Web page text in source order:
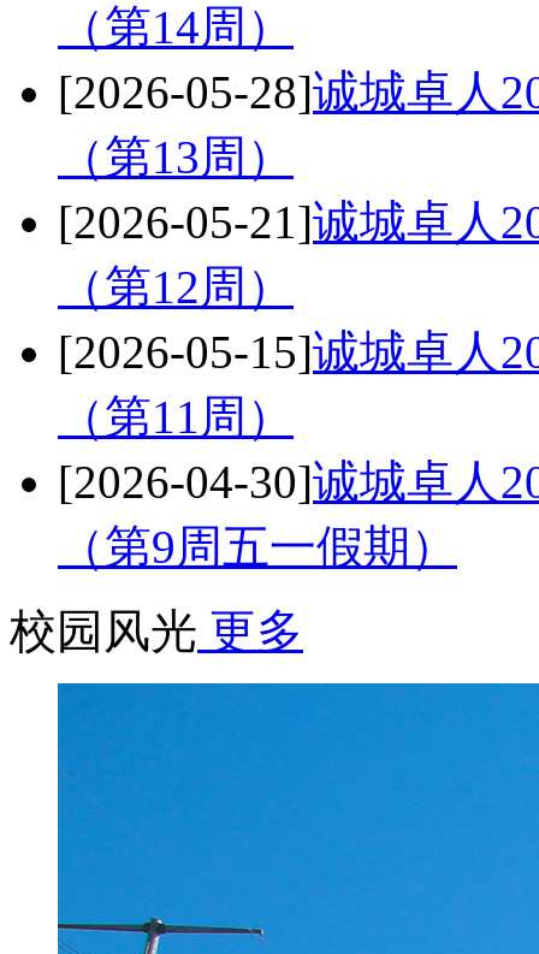
（第14周）
[2026-05-28]诚城卓人
（第13周）
[2026-05-21]诚城卓人
（第12周）
[2026-05-15]诚城卓人
（第11周）
[2026-04-30]诚城卓人
（第9周五一假期）
校园风光 更多